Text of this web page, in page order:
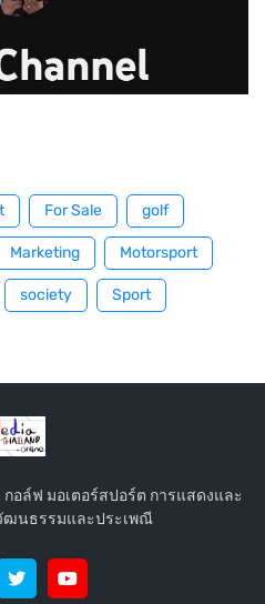
For Sale golf
Marketing Motorsport
society Sport
อล์ฟ มอเตอร์สปอร์ต การแสดงและ
ฒนธรรมและประเพณี